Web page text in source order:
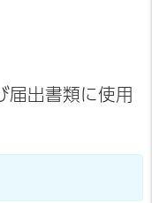
届出書類に使用